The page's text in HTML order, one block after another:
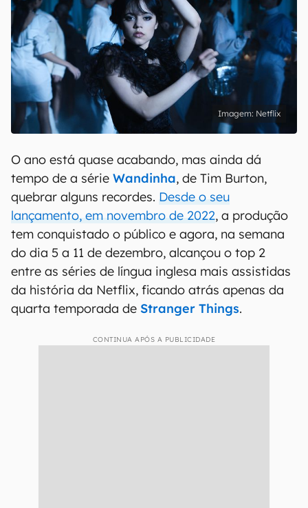
Netflix
O ano está quase acabando, mas ainda dá
tempo de a série Wandinha, de Tim Burton,
quebrar alguns recordes. Desde o seu
lançamento, em novembro de 2022, a produção
tem conquistado o público e agora, na semana
do dia 5 a 11 de dezembro, alcançou o top 2
entre as séries de língua inglesa mais assistidas
da história da Netflix, ficando atrás apenas da
quarta temporada de Stranger Things.
CONTINUA APÓS A PUBLICIDADE